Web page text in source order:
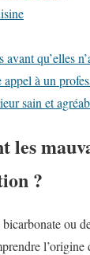
qu’elles
à un
sain et
les
?
ou